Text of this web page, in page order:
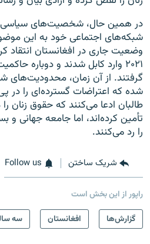
در همین حال، شخصیت‌های سیاسی
شبکه‌های اجتماعی خود به این
۲۰۲۱ وارد کابل شدند و دوباره
گرفتند. از آن زمان، محدودیت‌های
شده که اعتراضات گسترده‌ای را
طالبان ادعا می‌کنند که حقوق زنان
تأمین کرده‌اند، اما جامعه جهانی و
را رد می‌کنند.
شریک ساختن Follow us
راپور از این بخش است
گزارش‌ها
افغانستان سه